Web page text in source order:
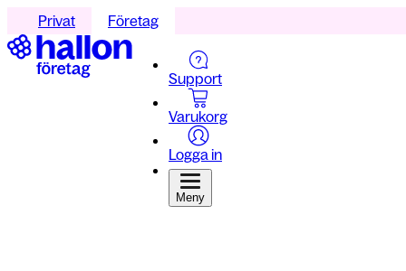
Privat Företag
Support
Varukorg
Logga in
Meny